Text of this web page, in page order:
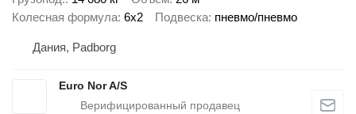
Колесная формула 6x2 Подвеска пневмо/пневмо
Дания, Padborg
Euro Nor A/S